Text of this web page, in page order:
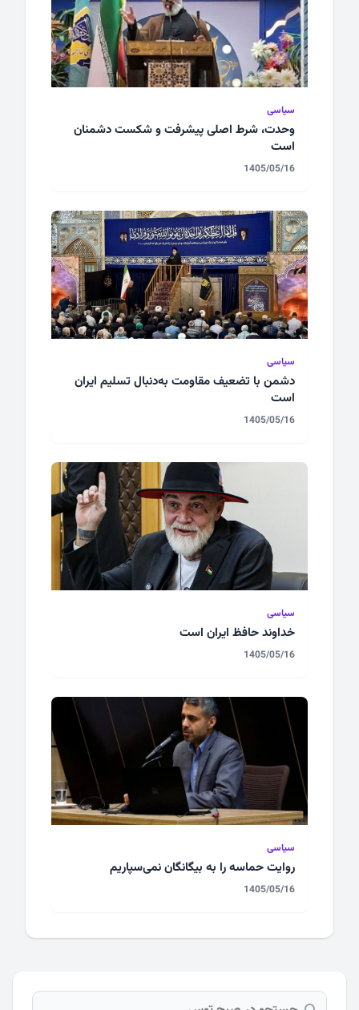
سیاسی
وحدت، شرط اصلی پیشرفت و شکست دشمنان
است
1405/05/16
سیاسی
دشمن با تضعیف مقاومت به‌دنبال تسلیم ایران
است
1405/05/16
سیاسی
خداوند حافظ ایران است
1405/05/16
سیاسی
روایت حماسه را به بیگانگان نمی‌سپاریم
1405/05/16